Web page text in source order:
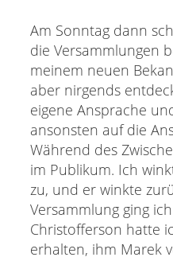
Am Sonntag dann
die Versammlungen
meinem neuen
aber nirgends
eigene Ansprache
ansonsten auf die
Während des
im Publikum. Ich
zu, und er winkte
Versammlung ging
Christofferson hatte
erhalten, ihm Marek